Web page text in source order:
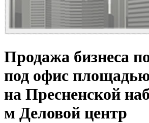
Продажа бизнеса
под офис
на Пресненской
м Деловой центр